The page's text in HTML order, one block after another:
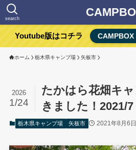
search
Youtube版はコチラ CAMPBOX
ホーム 栃木県キャンプ場 矢板市
たかはら花畑キ
きました！2021/7
2026
1/24
栃木県キャンプ場 矢板市 2021年8月6日